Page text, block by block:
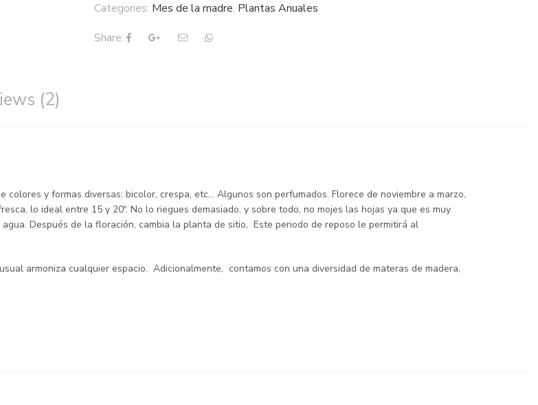
Categories: Mes de la madre, Plantas Anuales
Share:
(2)
y formas diversas: bicolor, crespa, etc… Algunos son perfumados. Florece de noviembre a marzo,
lo ideal entre 15 y 20º. No lo riegues demasiado, y sobre todo, no mojes las hojas ya que es muy
Después de la floración, cambia la planta de sitio, Este periodo de reposo le permitirá al
armoniza cualquier espacio. Adicionalmente, contamos con una diversidad de materas de madera,